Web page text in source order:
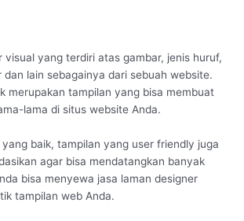
visual yang terdiri atas gambar, jenis huruf,
lain sebagainya dari sebuah website.
merupakan tampilan yang bisa membuat
lama di situs website Anda.
baik, tampilan yang user friendly juga
agar bisa mendatangkan banyak
bisa menyewa jasa laman designer
tampilan web Anda.